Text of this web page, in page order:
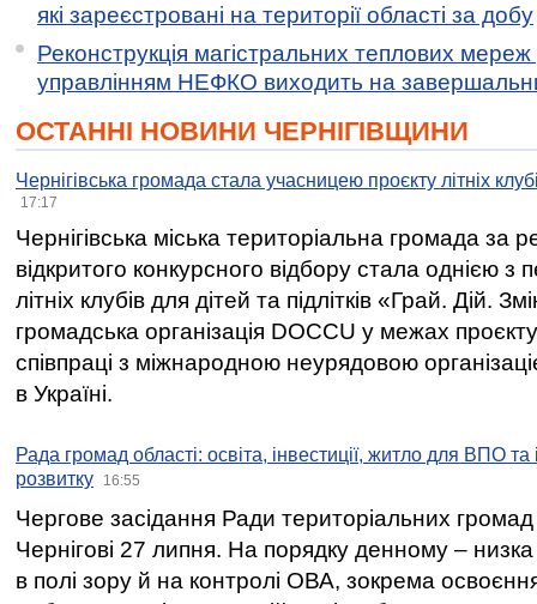
які зареєстровані на території області за добу
Реконструкція магістральних теплових мереж
управлінням НЕФКО виходить на
ОСТАННІ НОВИНИ ЧЕРНІГІВЩИНИ
Чернігівська громада стала учасницею проєкту літніх
17:17
Чернігівська міська територіальна громада за
відкритого конкурсного відбору стала однією
літніх клубів для дітей та підлітків «Грай. Дій.
громадська організація DOCCU у межах
співпраці з міжнародною неурядовою
в Україні.
Рада громад області: освіта, інвестиції, житло для ВПО
розвитку
16:55
Чергове засідання Ради територіальних громад
Чернігові 27 липня. На порядку денному –
в полі зору й на контролі ОВА, зокрема освоєння